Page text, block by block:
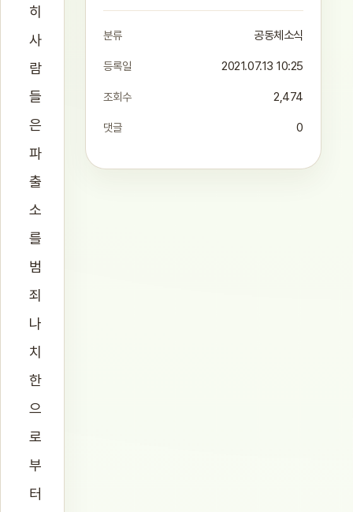
히
사
람
들
은
파
출
소
를
범
죄
나
치
한
으
로
부
터
분류 공동체소식
등록일 2021.07.13 10:25
조회수 2,474
댓글 0